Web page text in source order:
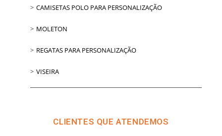
CAMISETAS POLO PARA PERSONALIZAÇÃO
MOLETON
REGATAS PARA PERSONALIZAÇÃO
VISEIRA
CLIENTES QUE ATENDEMOS